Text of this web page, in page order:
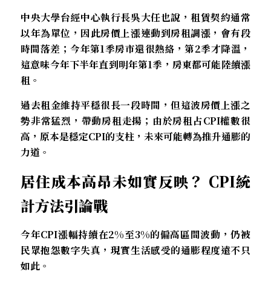
中央大學台經中心執行長吳大任也說，租賃契約通常
以年為單位，因此房價上漲連動到房租調漲，會有段
時間落差；今年第1季房市還很熱絡，第2季才降溫，
這意味今年下半年直到明年第1季，房東都可能陸續漲
租。
過去租金維持平穩很長一段時間，但這波房價上漲之
勢非常猛烈，帶動房租走揚；由於房租占CPI權數很
高，原本是穩定CPI的支柱，未來可能轉為推升通膨的
力道。
居住成本高昂未如實反映？ CPI統
計方法引論戰
今年CPI漲幅持續在2%至3%的偏高區間波動，仍被
民眾抱怨數字失真，現實生活感受的通膨程度遠不只
如此。